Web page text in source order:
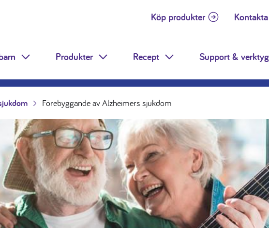
Köp produkter
Toggle Dropdown
Produkter Toggle Dropdown
Recept Toggle Dropdown
Support & verktyg
Förebyggande av Alzheimers sjukdom